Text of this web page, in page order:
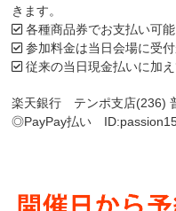
きます。
各種商品券でお支払い可
参加料金は当日会場に受
従来の当日現金払いに加
楽天銀行 テンポ支店(236)
◎PayPay払い